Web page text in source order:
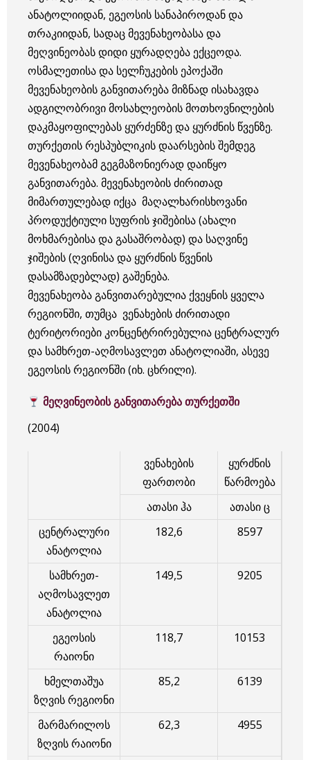
ანატოლიიდან, ეგეოსის სანაპიროდან და
თრაკიიდან, სადაც მევენახეობასა და
მეღვინეობას დიდი ყურადღება ექცეოდა.
ოსმალეთისა და სელჩუკების ეპოქაში
მევენახეობის განვითარება მიზნად ისახავდა
ადგილობრივი მოსახლეობის მოთხოვნილების
დაკმაყოფილებას ყურძენზე და ყურძნის წვენზე.
თურქეთის რესპუბლიკის დაარსების შემდეგ
მევენახეობამ გეგმაზონიერად დაიწყო
განვითარება. მევენახეობის ძირითად
მიმართულებად იქცა მაღალხარისხოვანი
პროდუქტიული სუფრის ჯიშებისა (ახალი
მოხმარებისა და გასაშრობად) და საღვინე
ჯიშების (ღვინისა და ყურძნის წვენის
დასამზადებლად) გაშენება.
მევენახეობა განვითარებულია ქვეყნის ყველა
რეგიონში, თუმცა ვენახების ძირითადი
ტერიტორიები კონცენტრირებულია ცენტრალურ
და სამხრეთ-აღმოსავლეთ ანატოლიაში, ასევე
ეგეოსის რეგიონში (იხ. ცხრილი).
მეღვინეობის განვითარება თურქეთში
(2004)
ვენახების
ფართობი
ყურძნის
წარმოება
ათასი ჰა
ათასი ც
ცენტრალური
ანატოლია
182,6 8597
სამხრეთ-
აღმოსავლეთ
ანატოლია
149,5 9205
ეგეოსის
რაიონი
118,7 10153
ხმელთაშუა
ზღვის რეგიონი
85,2 6139
მარმარილოს
ზღვის რაიონი
62,3 4955